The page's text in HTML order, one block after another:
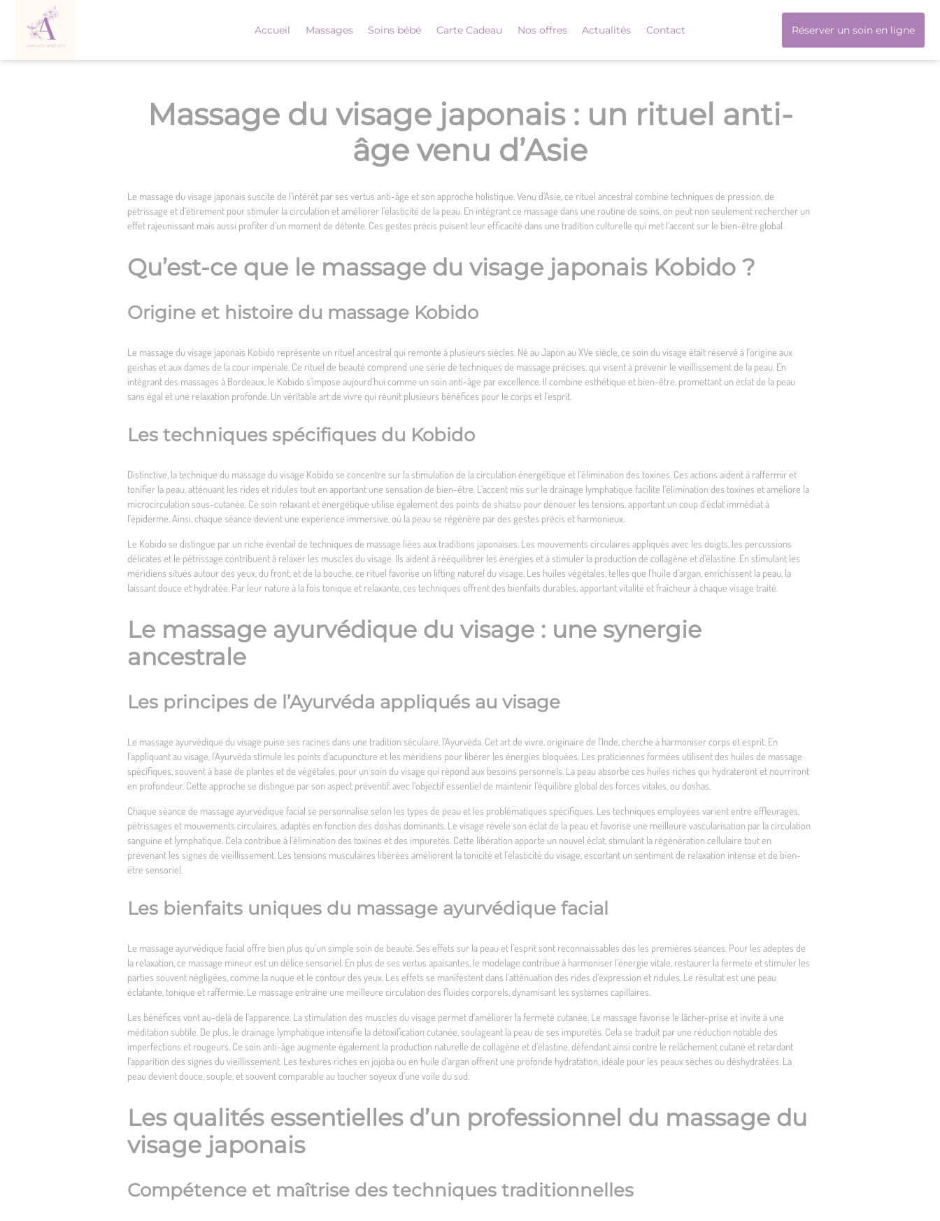
Accueil Massages Soins bébé Carte Cadeau Nos offres Actualités Contact Réserver un soin en ligne
Massage du visage japonais : un rituel anti-
âge venu d’Asie
Le massage du visage japonais suscite de l’intérêt par ses vertus anti-âge et son approche holistique. Venu d’Asie, ce rituel ancestral combine techniques de pression, de
pétrissage et d’étirement pour stimuler la circulation et améliorer l’élasticité de la peau. En intégrant ce massage dans une routine de soins, on peut non seulement rechercher un
effet rajeunissant mais aussi profiter d’un moment de détente. Ces gestes précis puisent leur efficacité dans une tradition culturelle qui met l’accent sur le bien-être global.
Qu’est-ce que le massage du visage japonais Kobido ?
Origine et histoire du massage Kobido
Le massage du visage japonais Kobido représente un rituel ancestral qui remonte à plusieurs siècles. Né au Japon au XVe siècle, ce soin du visage était réservé à l’origine aux
geishas et aux dames de la cour impériale. Ce rituel de beauté comprend une série de techniques de massage précises, qui visent à prévenir le vieillissement de la peau. En
intégrant des massages à Bordeaux , le Kobido s’impose aujourd’hui comme un soin anti-âge par excellence. Il combine esthétique et bien-être, promettant un éclat de la peau
sans égal et une relaxation profonde. Un véritable art de vivre qui réunit plusieurs bénéfices pour le corps et l’esprit.
Les techniques spécifiques du Kobido
Distinctive, la technique du massage du visage Kobido se concentre sur la stimulation de la circulation énergétique et l’élimination des toxines. Ces actions aident à raffermir et
tonifier la peau, atténuant les rides et ridules tout en apportant une sensation de bien-être. L’accent mis sur le drainage lymphatique facilite l’élimination des toxines et améliore la
microcirculation sous-cutanée. Ce soin relaxant et énergétique utilise également des points de shiatsu pour dénouer les tensions, apportant un coup d’éclat immédiat à
l’épiderme. Ainsi, chaque séance devient une expérience immersive, où la peau se régénère par des gestes précis et harmonieux.
Le Kobido se distingue par un riche éventail de techniques de massage liées aux traditions japonaises. Les mouvements circulaires appliqués avec les doigts, les percussions
délicates et le pétrissage contribuent à relaxer les muscles du visage. Ils aident à rééquilibrer les énergies et à stimuler la production de collagène et d’élastine. En stimulant les
méridiens situés autour des yeux, du front, et de la bouche, ce rituel favorise un lifting naturel du visage. Les huiles végétales, telles que l’huile d’argan, enrichissent la peau, la
laissant douce et hydratée. Par leur nature à la fois tonique et relaxante, ces techniques offrent des bienfaits durables, apportant vitalité et fraîcheur à chaque visage traité.
Le massage ayurvédique du visage : une synergie
ancestrale
Les principes de l’Ayurvéda appliqués au visage
Le massage ayurvédique du visage puise ses racines dans une tradition séculaire, l’Ayurvéda. Cet art de vivre, originaire de l’Inde, cherche à harmoniser corps et esprit. En
l’appliquant au visage, l’Ayurvéda stimule les points d’acupuncture et les méridiens pour libérer les énergies bloquées. Les praticiennes formées utilisent des huiles de massage
spécifiques, souvent à base de plantes et de végétales, pour un soin du visage qui répond aux besoins personnels. La peau absorbe ces huiles riches qui hydrateront et nourriront
en profondeur. Cette approche se distingue par son aspect préventif, avec l’objectif essentiel de maintenir l’équilibre global des forces vitales, ou doshas.
Chaque séance de massage ayurvédique facial se personnalise selon les types de peau et les problématiques spécifiques. Les techniques employées varient entre effleurages,
pétrissages et mouvements circulaires, adaptés en fonction des doshas dominants. Le visage révèle son éclat de la peau et favorise une meilleure vascularisation par la circulation
sanguine et lymphatique. Cela contribue à l’élimination des toxines et des impuretés. Cette libération apporte un nouvel éclat, stimulant la régénération cellulaire tout en
prévenant les signes de vieillissement. Les tensions musculaires libérées améliorent la tonicité et l’élasticité du visage, escortant un sentiment de relaxation intense et de bien-
être sensoriel.
Les bienfaits uniques du massage ayurvédique facial
Le massage ayurvédique facial offre bien plus qu’un simple soin de beauté. Ses effets sur la peau et l’esprit sont reconnaissables dès les premières séances. Pour les adeptes de
la relaxation, ce massage mineur est un délice sensoriel. En plus de ses vertus apaisantes, le modelage contribue à harmoniser l’énergie vitale, restaurer la fermeté et stimuler les
parties souvent négligées, comme la nuque et le contour des yeux. Les effets se manifestent dans l’atténuation des rides d’expression et ridules. Le résultat est une peau
éclatante, tonique et raffermie. Le massage entraîne une meilleure circulation des fluides corporels, dynamisant les systèmes capillaires.
Les bénéfices vont au-delà de l’apparence. La stimulation des muscles du visage permet d’améliorer la fermeté cutanée. Le massage favorise le lâcher-prise et invite à une
méditation subtile. De plus, le drainage lymphatique intensifie la détoxification cutanée, soulageant la peau de ses impuretés. Cela se traduit par une réduction notable des
imperfections et rougeurs. Ce soin anti-âge augmente également la production naturelle de collagène et d’élastine, défendant ainsi contre le relâchement cutané et retardant
l’apparition des signes du vieillissement. Les textures riches en jojoba ou en huile d’argan offrent une profonde hydratation, idéale pour les peaux sèches ou déshydratées. La
peau devient douce, souple, et souvent comparable au toucher soyeux d’une voile du sud.
Les qualités essentielles d’un professionnel du massage du
visage japonais
Compétence et maîtrise des techniques traditionnelles